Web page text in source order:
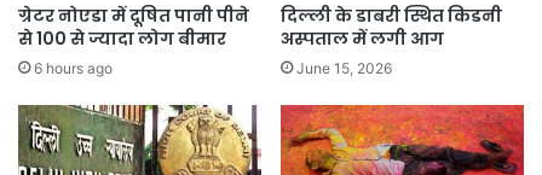
ग्रेटर नोएडा में दूषित पानी पीने
से 100 से ज्यादा लोग बीमार
6 hours ago
दिल्ली के डाबरी स्थित किडनी
अस्पताल में लगी आग
June 15, 2026